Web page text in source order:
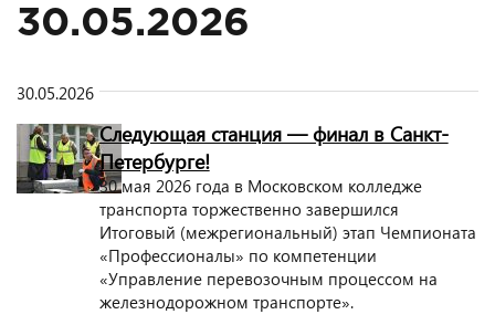
30.05.2026
30.05.2026
Следующая станция — финал в Санкт-
Петербурге!
30 мая 2026 года в Московском колледже
транспорта торжественно завершился
Итоговый (межрегиональный) этап Чемпионата
«Профессионалы» по компетенции
«Управление перевозочным процессом на
железнодорожном транспорте».